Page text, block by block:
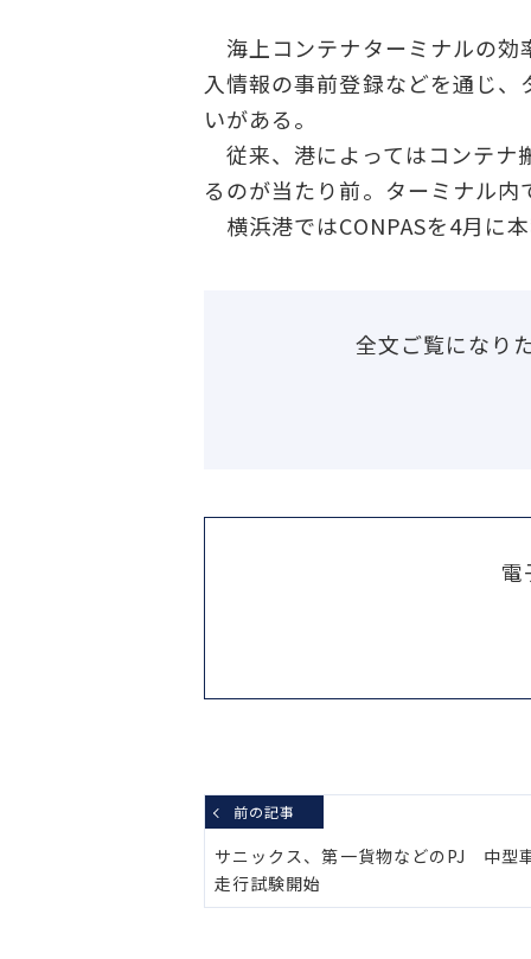
海上コンテナターミナルの効
入情報の事前登録などを通じ
いがある。
従来、港によってはコンテナ
るのが当たり前。ターミナル内
横浜港ではCONPASを4月に
全文ご覧になり
電
前の記事
サニックス、第一貨物などのPJ 中
走行試験開始